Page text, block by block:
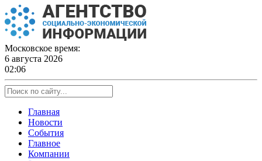
Skip
to
content
Московское время:
6 августа 2026
02:06
Главная
Новости
События
Главное
Компании